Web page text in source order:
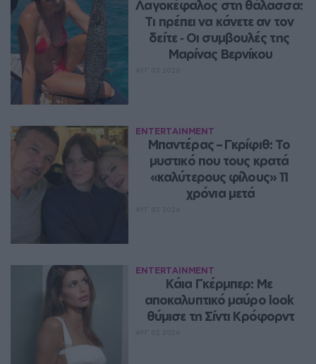
Λαγοκέφαλος στη θάλασσα:
Τι πρέπει να κάνετε αν τον
δείτε ‑ Οι συμβουλές της
Μαρίνας Βερνίκου
ENTERTAINMENT
Μπαντέρας – Γκρίφιθ: Το
μυστικό που τους κρατά
«καλύτερους φίλους» 11
χρόνια μετά
ENTERTAINMENT
Κάια Γκέρμπερ: Με
αποκαλυπτικό μαύρο look
θύμισε τη Σίντι Κρόφορντ